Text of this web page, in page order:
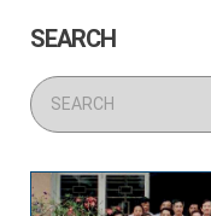
SEARCH